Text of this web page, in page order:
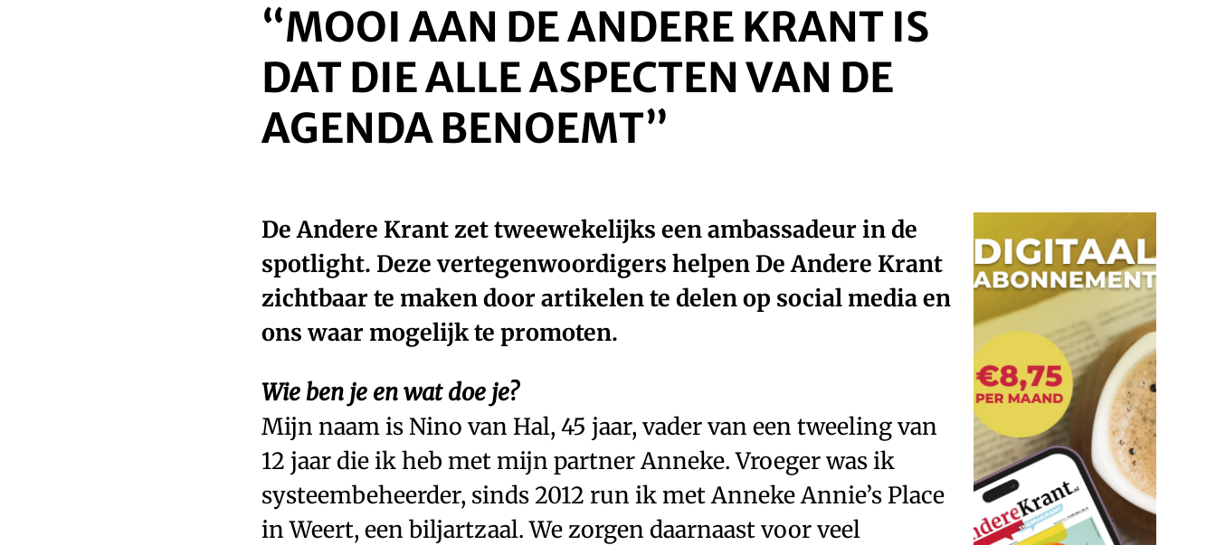
“MOOI AAN DE ANDERE KRANT IS
DAT DIE ALLE ASPECTEN VAN DE
AGENDA BENOEMT”
De Andere Krant zet tweewekelijks een ambassadeur in de
spotlight. Deze vertegenwoordigers helpen De Andere Krant
zichtbaar te maken door artikelen te delen op social media en
ons waar mogelijk te promoten.
Wie ben je en wat doe je?
Mijn naam is Nino van Hal, 45 jaar, vader van een tweeling van
12 jaar die ik heb met mijn partner Anneke. Vroeger was ik
systeembeheerder, sinds 2012 run ik met Anneke Annie’s Place
in Weert, een biljartzaal. We zorgen daarnaast voor veel